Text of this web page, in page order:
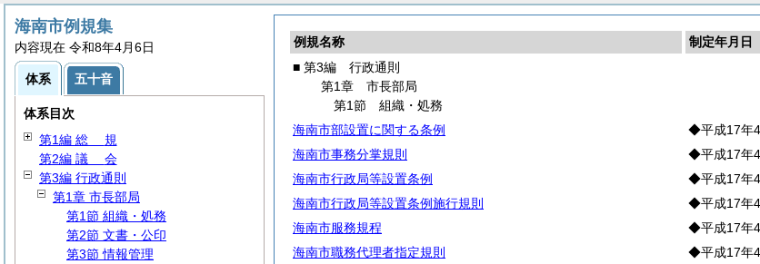
例規名称 制定年月日
■ 第3編 行政通則
第1章 市長部局
第1節 組織・処務
海南市部設置に関する条例
◆平成17年
海南市事務分掌規則
◆平成17年
海南市行政局等設置条例
◆平成17年
海南市行政局等設置条例施行規則
◆平成17年
海南市服務規程
◆平成17年
海南市職務代理者指定規則
◆平成17年
海南市例規集
内容現在 令和8年4月6日
体系 五十音
体系目次
第1編 総 規
第2編 議 会
第3編 行政通則
第1章 市長部局
第1節 組織・処務
第2節 文書・公印
第3節 情報管理